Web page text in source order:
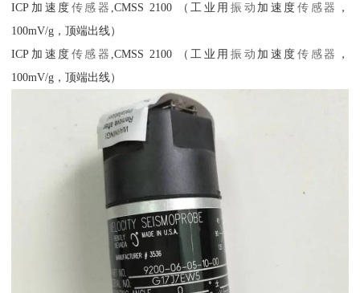
ICP加速度传感器 ,CMSS 2100 （工业用 振动 加速度传感器
，
100mV/g，顶端出线）
ICP加速度传感器 ,CMSS 2100 （工业用 振动 加速度传感器
，
100mV/g，顶端出线）